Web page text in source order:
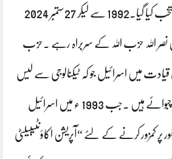
عباس موسوی کا جانشین منتخب کیا گیا۔1992 سے لیکر 27ستمبر 2024
اللہ حزب اللہ کے سربراہ رہے ۔حزب
قیادت میں اسرائیل جو کہ ٹیکنالوجی سے لیس
ملک ہے٫ کو ناکوں چنے چبوائے ہیں ۔جب 1993 ء میں اسرائیل
پر کمزور کرنے کے لئے “آپریشن اکاؤنٹیبیلٹی